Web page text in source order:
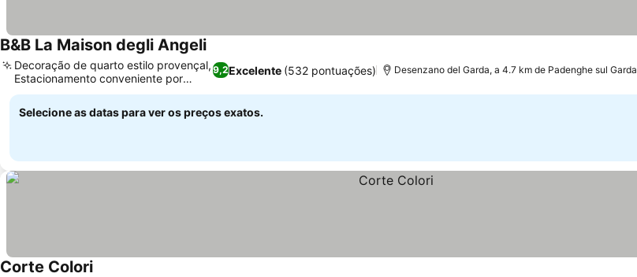
B&B La Maison degli Angeli
9,2Excelente (532 pontuações)
Decoração de quarto estilo provençal,
Estacionamento conveniente por
perto
Desenzano del Garda, a 4.7 km de Padenghe sul Garda
Selecione as datas para ver os preços exatos.
Corte Colori